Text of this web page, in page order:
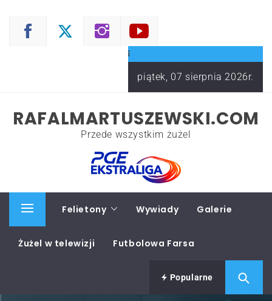
piątek, 07 sierpnia 2026r.
RAFALMARTUSZEWSKI.COM
Przede wszystkim żużel
Primary
Start Felietony Wywiady Galerie
Żużel w telewizji Futbolowa Farsa
Popularne